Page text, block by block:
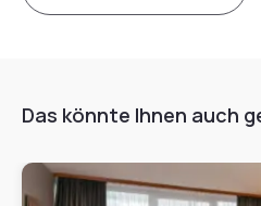
Das könnte Ihnen auch